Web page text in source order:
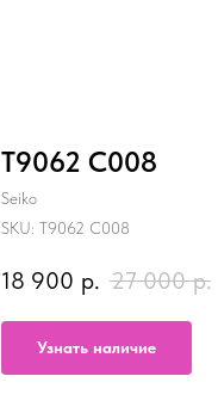
T9062 C008
Seiko
SKU: T9062 C008
18 900 р. 27 000 р.
Узнать наличие